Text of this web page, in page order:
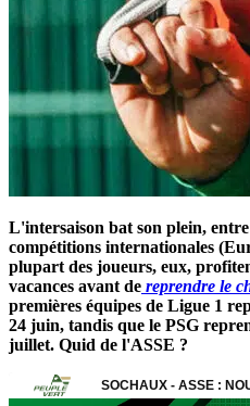
L'intersaison bat son plein,
compétitions internationales
plupart des joueurs, eux,
vacances avant de reprendre le
premières équipes de Ligue 1
24 juin, tandis que le PSG
juillet. Quid de l'ASSE ?